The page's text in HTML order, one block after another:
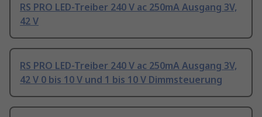
RS PRO LED-Treiber 240 V ac 250mA Ausgang 3V,
42 V
RS PRO LED-Treiber 240 V ac 250mA Ausgang 3V,
42 V 0 bis 10 V und 1 bis 10 V Dimmsteuerung